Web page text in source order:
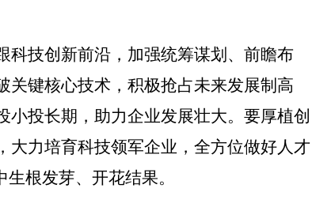
科技创新前沿，加强统筹谋划、前瞻布
关键核心技术，积极抢占未来发展制高
投长期，助力企业发展壮大。要厚植创
大力培育科技领军企业，全方位做好人才
根发芽、开花结果。